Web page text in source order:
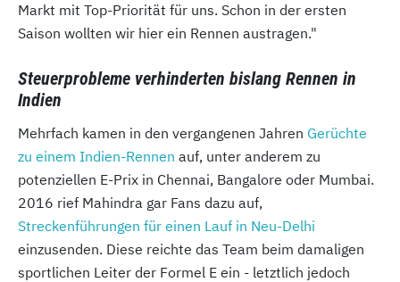
Markt mit Top-Priorität für uns. Schon in der ersten
Saison wollten wir hier ein Rennen austragen."
Steuerprobleme verhinderten bislang Rennen in
Indien
Mehrfach kamen in den vergangenen Jahren Gerüchte
zu einem Indien-Rennen auf, unter anderem zu
potenziellen E-Prix in Chennai, Bangalore oder Mumbai.
2016 rief Mahindra gar Fans dazu auf,
Streckenführungen für einen Lauf in Neu-Delhi
einzusenden. Diese reichte das Team beim damaligen
sportlichen Leiter der Formel E ein - letztlich jedoch